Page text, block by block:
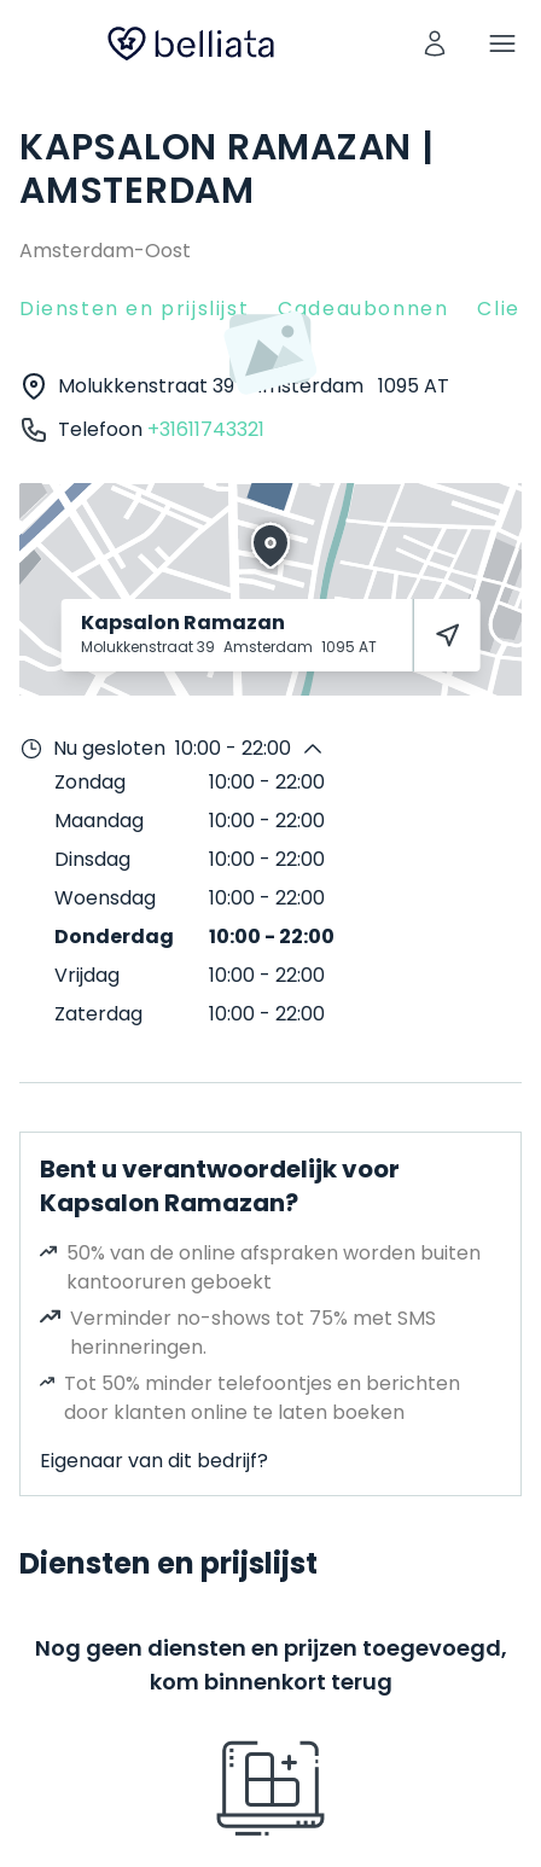
KAPSALON RAMAZAN |
AMSTERDAM
Amsterdam-Oost
Diensten en prijslijst Cadeaubonnen
Molukkenstraat 39 Amsterdam 1095 AT
Telefoon +31611743321
Kapsalon Ramazan
Molukkenstraat 39 Amsterdam 1095 AT
Nu gesloten 10:00 - 22:00
Zondag
10:00 - 22:00
Maandag
10:00 - 22:00
Dinsdag
10:00 - 22:00
Woensdag
10:00 - 22:00
Donderdag
10:00 - 22:00
Vrijdag
10:00 - 22:00
Zaterdag
10:00 - 22:00
Bent u verantwoordelijk voor
Kapsalon Ramazan?
50% van de online afspraken worden buiten
kantooruren geboekt
Verminder no-shows tot 75% met SMS
herinneringen.
Tot 50% minder telefoontjes en berichten
door klanten online te laten boeken
Eigenaar van dit bedrijf?
Diensten en prijslijst
Nog geen diensten en prijzen toegevoegd,
kom binnenkort terug